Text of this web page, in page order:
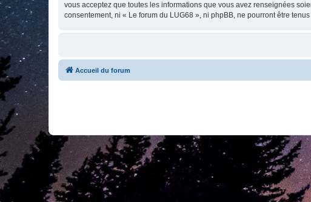
vous acceptez que toutes les informations que vous avez renseignées
consentement, ni « Le forum du LUG68 », ni phpBB, ne pourront être
Accueil du forum